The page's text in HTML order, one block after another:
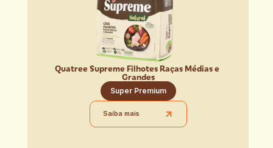
Quatree Supreme Filhotes Raças Médias e
Grandes
Super Premium
Saiba mais